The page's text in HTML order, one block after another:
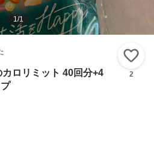
1/1
ロリミット 40回分+4
2